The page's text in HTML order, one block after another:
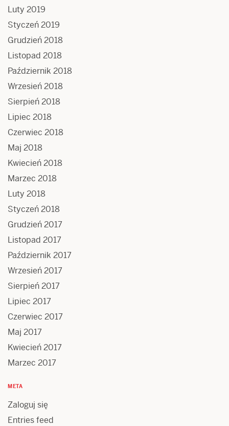
Luty 2019
Styczeń 2019
Grudzień 2018
Listopad 2018
Październik 2018
Wrzesień 2018
Sierpień 2018
Lipiec 2018
Czerwiec 2018
Maj 2018
Kwiecień 2018
Marzec 2018
Luty 2018
Styczeń 2018
Grudzień 2017
Listopad 2017
Październik 2017
Wrzesień 2017
Sierpień 2017
Lipiec 2017
Czerwiec 2017
Maj 2017
Kwiecień 2017
Marzec 2017
META
Zaloguj się
Entries feed